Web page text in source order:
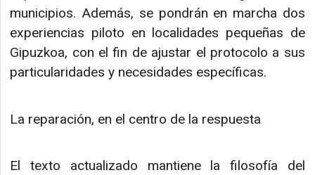
municipios. Además, se pondrán en marcha dos
experiencias piloto en localidades pequeñas de
Gipuzkoa, con el fin de ajustar el protocolo a sus
particularidades y necesidades específicas.
La reparación, en el centro de la respuesta
El texto actualizado mantiene la filosofía del